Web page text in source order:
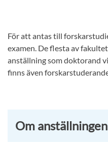
För att antas till
examen. De flesta av
anställning som doktorand
finns även
Om